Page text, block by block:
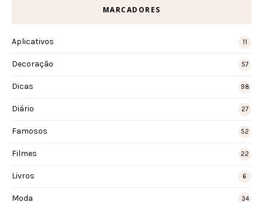
MARCADORES
Aplicativos 11
Decoração 57
Dicas 98
Diário 27
Famosos 52
Filmes 22
Livros 6
Moda 34